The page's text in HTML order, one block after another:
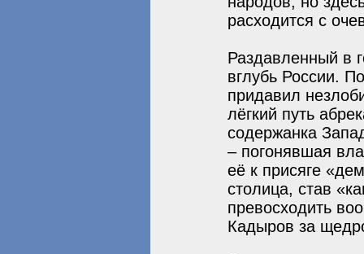
расходится с
Раздавленный в
вглубь России.
придавил
лёгкий путь
содержанка
– погонявшая
её к присяге
столица, став
превосходить
Кадыров за